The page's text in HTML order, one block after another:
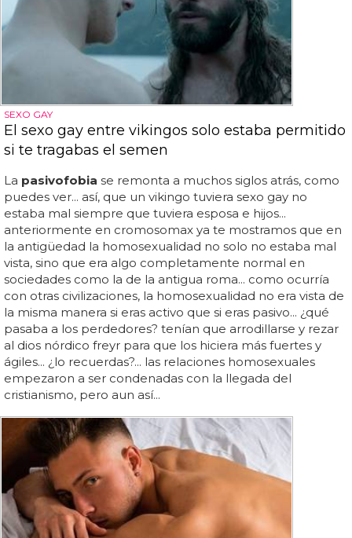
SEXO GAY
El sexo gay entre vikingos solo estaba permitido
si te tragabas el semen
La pasivofobia se remonta a muchos siglos atrás, como
puedes ver... así, que un vikingo tuviera sexo gay no
estaba mal siempre que tuviera esposa e hijos...
anteriormente en cromosomax ya te mostramos que en
la antigüedad la homosexualidad no solo no estaba mal
vista, sino que era algo completamente normal en
sociedades como la de la antigua roma... como ocurría
con otras civilizaciones, la homosexualidad no era vista de
la misma manera si eras activo que si eras pasivo... ¿qué
pasaba a los perdedores? tenían que arrodillarse y rezar
al dios nórdico freyr para que los hiciera más fuertes y
ágiles... ¿lo recuerdas?... las relaciones homosexuales
empezaron a ser condenadas con la llegada del
cristianismo, pero aun así...